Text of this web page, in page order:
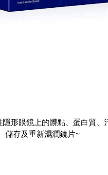
形眼鏡上的髒點、蛋白質
儲存及重新濕潤鏡片~​